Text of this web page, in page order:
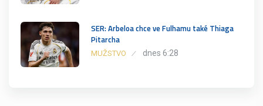
SER: Arbeloa chce ve Fulhamu také Thiaga
Pitarcha
MUŽSTVO dnes 6:28